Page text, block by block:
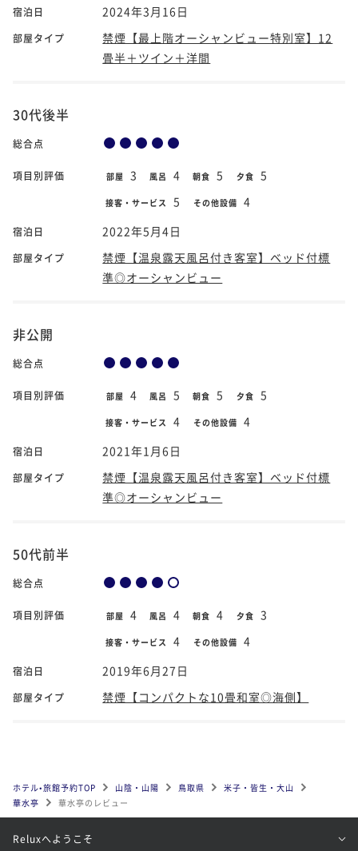
宿泊日 2024年3月16日
部屋タイプ
禁煙【最上階オーシャンビュー特別室】12
畳半＋ツイン＋洋間
30代後半
総合点
項目別評価 部屋 3 風呂 4 朝食 5 夕食 5
接客・サービス 5 その他設備 4
宿泊日 2022年5月4日
部屋タイプ
禁煙【温泉露天風呂付き客室】ベッド付標
準◎オーシャンビュー
非公開
総合点
項目別評価 部屋 4 風呂 5 朝食 5 夕食 5
接客・サービス 4 その他設備 4
宿泊日 2021年1月6日
部屋タイプ
禁煙【温泉露天風呂付き客室】ベッド付標
準◎オーシャンビュー
50代前半
総合点
項目別評価 部屋 4 風呂 4 朝食 4 夕食 3
接客・サービス 4 その他設備 4
宿泊日 2019年6月27日
部屋タイプ 禁煙【コンパクトな10畳和室◎海側】
ホテル•旅館予約TOP 山陰・山陽 鳥取県
米子・皆生・大山
華水亭
華水亭のレビュー
Reluxへようこそ